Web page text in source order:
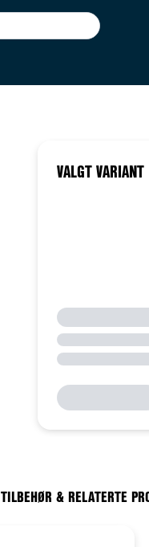
VALGT VARIANT
TILBEHØR & RELATERTE